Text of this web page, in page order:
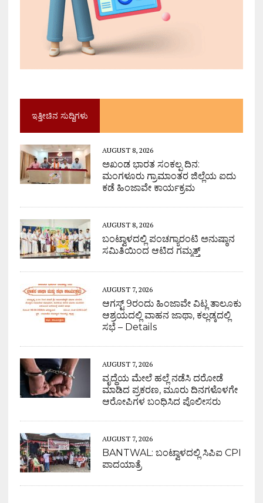
ಇತ್ತೀಚಿನ ಸುದ್ದಿಗಳು
AUGUST 8, 2026
ಅಖಂಡ ಭಾರತ ಸಂಕಲ್ಪ ದಿನ:
ಮಂಗಳೂರು ಗ್ರಾಮಾಂತರ ಜಿಲ್ಲೆಯ ಐದು
ಕಡೆ ಹಿಂಜಾವೇ ಕಾರ್ಯಕ್ರಮ
AUGUST 8, 2026
ಬಂಟ್ವಾಳದಲ್ಲಿ ಪಂಚಗ್ಯಾರಂಟಿ ಅನುಷ್ಠಾನ
ಸಮಿತಿಯಿಂದ ಆಟಿದ ಗಮ್ಮತ್ತ್
AUGUST 7, 2026
ಆಗಸ್ಟ್ 9ರಂದು ಹಿಂಜಾವೇ ವಿಟ್ಲ ತಾಲೂಕು
ಆಶ್ರಯದಲ್ಲಿ ವಾಹನ ಜಾಥಾ, ಕಲ್ಲಡ್ಕದಲ್ಲಿ
ಸಭೆ – Details
AUGUST 7, 2026
ವೃದ್ಧೆಯ ಮೇಲೆ ಹಲ್ಲೆ ನಡೆಸಿ ದರೋಡೆ
ಮಾಡಿದ ಪ್ರಕರಣ, ಮೂರು ದಿನಗಳೊಳಗೇ
ಆರೋಪಿಗಳ ಬಂಧಿಸಿದ ಪೊಲೀಸರು
AUGUST 7, 2026
BANTWAL: ಬಂಟ್ವಾಳದಲ್ಲಿ ಸಿಪಿಐ CPI
ಪಾದಯಾತ್ರೆ